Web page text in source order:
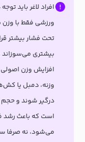
افراد لاغر باید
ورزشی فقط با
تحت فشار بیشتر
بیشتری می‌سوزاند
افزایش وزن اصولی
وزنه، دمبل یا
درگیر شوند و حجم
است که باعث رشد
می‌شود، نه صرفا